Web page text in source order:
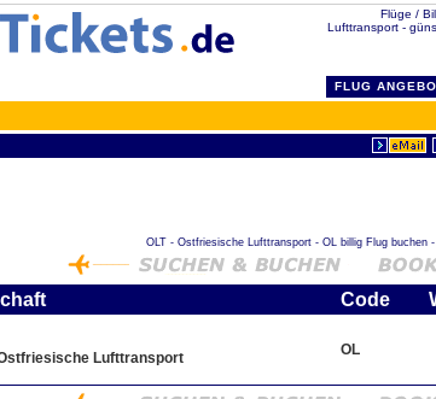
Flüge /
Lufttransport -
FLUG
OLT - Ostfriesische Lufttransport - OL billig Flug buchen
Code
Lufttransport OL